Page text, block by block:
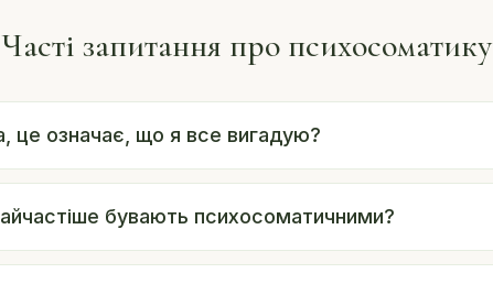
Часті запитання про психосоматику
це означає, що я все вигадую?
бувають психосоматичними?